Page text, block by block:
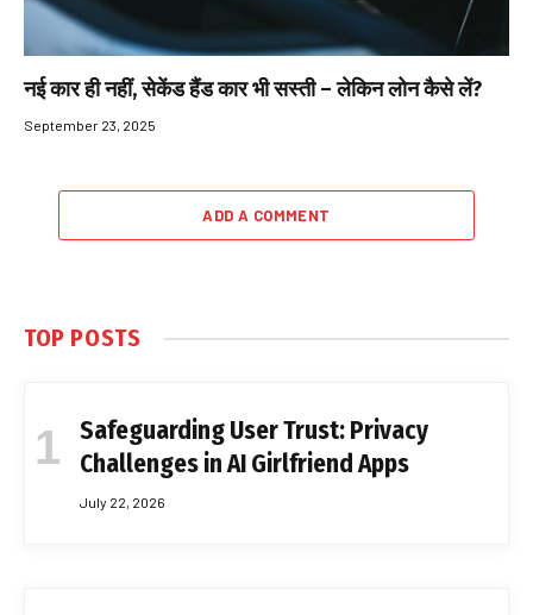
नई कार ही नहीं, सेकेंड हैंड कार भी सस्ती – लेकिन लोन कैसे लें?
September 23, 2025
ADD A COMMENT
TOP POSTS
Safeguarding User Trust: Privacy
Challenges in AI Girlfriend Apps
July 22, 2026